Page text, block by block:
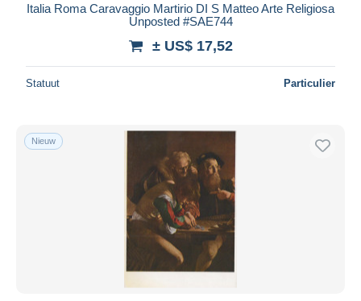
Italia Roma Caravaggio Martirio DI S Matteo Arte Religiosa
Unposted #SAE744
± US$ 17,52
Statuut Particulier
Nieuw